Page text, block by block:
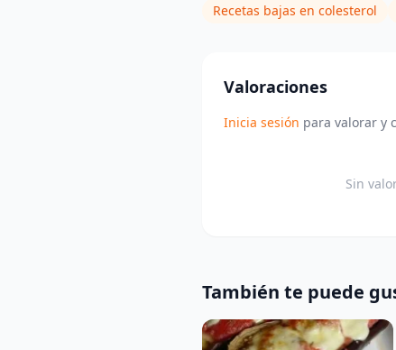
Recetas bajas en colesterol
Valoraciones
Inicia sesión para valorar y
Sin
También te puede